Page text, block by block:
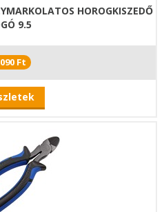
HOROGKISZEDŐ
9.5
Ft